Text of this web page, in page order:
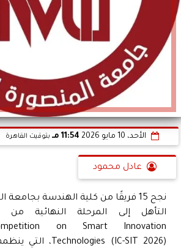
الأحد، 10 مايو 2026 11:54 مـ بتوقيت القاهرة
عادل محمود
نجح 15 فريقًا من كلية الهندسة
التأهل إلى المرحلة النهائية من
on Smart Innovation